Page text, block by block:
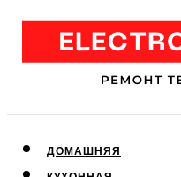
ДОМАШНЯЯ